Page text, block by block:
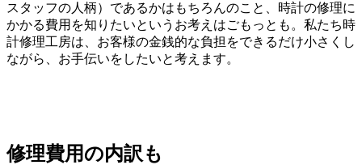
スタッフの人柄）であるかはもちろんのこと、時計の修理に
かかる費用を知りたいというお考えはごもっとも。私たち時
計修理工房は、お客様の金銭的な負担をできるだけ小さくし
ながら、お手伝いをしたいと考えます。
修理費用の内訳も